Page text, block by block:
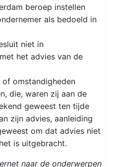
beroep instellen
als bedoeld in
niet in
het advies van de
omstandigheden
die, waren zij aan de
geweest ten tijde
zijn advies, aanleiding
om dat advies niet
is uitgebracht.
naar de onderwerpen